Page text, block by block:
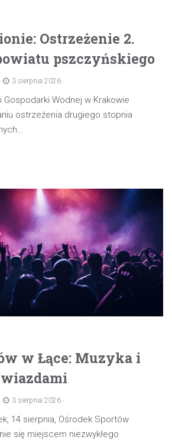
Ostrzeżenie 2.
pszczyńskiego
3 sierpnia 2026
Gospodarki Wodnej w Krakowie
ostrzeżenia drugiego stopnia
w Łące: Muzyka i
3 sierpnia 2026
14 sierpnia, Ośrodek Sportów
się miejscem niezwykłego